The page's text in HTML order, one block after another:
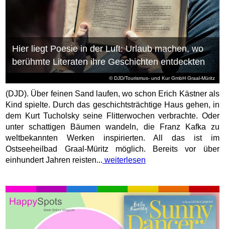
© DJD/Tourismus- und Kur GmbH Graal-Müritz
Hier liegt Poesie in der Luft: Urlaub machen, wo
berühmte Literaten ihre Geschichten entdeckten
(DJD). Über feinen Sand laufen, wo schon Erich Kästner als
Kind spielte. Durch das geschichtsträchtige Haus gehen, in
dem Kurt Tucholsky seine Flitterwochen verbrachte. Oder
unter schattigen Bäumen wandeln, die Franz Kafka zu
weltbekannten Werken inspirierten. All das ist im
Ostseeheilbad Graal-Müritz möglich. Bereits vor über
einhundert Jahren reisten... weiterlesen